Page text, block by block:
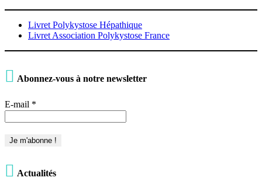
Livret Polykystose Hépathique
Livret Association Polykystose France
 Abonnez-vous à notre newsletter
E-mail *
 Actualités